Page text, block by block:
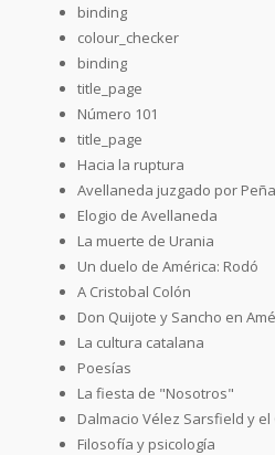
binding
colour_checker
binding
title_page
Número 101
title_page
Hacia la ruptura
Avellaneda juzgado por Peña
Elogio de Avellaneda
La muerte de Urania
Un duelo de América: Rodó
A Cristobal Colón
Don Quijote y Sancho en
La cultura catalana
Poesías
La fiesta de "Nosotros"
Dalmacio Vélez Sarsfield y el
Filosofía y psicología